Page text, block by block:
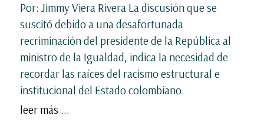
Por: Jimmy Viera Rivera La discusión que se
suscitó debido a una desafortunada
recriminación del presidente de la República al
ministro de la Igualdad, indica la necesidad de
recordar las raíces del racismo estructural e
institucional del Estado colombiano.
leer más ...